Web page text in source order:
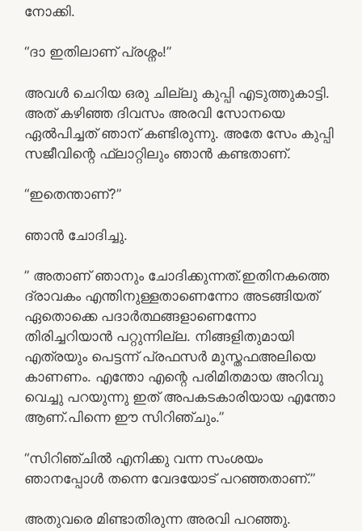
നോക്കി.
“ദാ ഇതിലാണ് പ്രശ്നം!”
അവൾ ചെറിയ ഒരു ചില്ലു കുപ്പി എടുത്തുകാട്ടി.
അത് കഴിഞ്ഞ ദിവസം അരവി സോനയെ
ഏൽപിച്ചത് ഞാന് കണ്ടിരുന്നു. അതേ സേം കുപ്പി
സജീവിന്റെ ഫ്ലാറ്റിലും ഞാൻ കണ്ടതാണ്.
“ഇതെന്താണ്?”
ഞാൻ ചോദിച്ചു.
” അതാണ് ഞാനും ചോദിക്കുന്നത്.ഇതിനകത്തെ
ദ്രാവകം എന്തിനുള്ളതാണെന്നോ അടങ്ങിയത്
ഏതൊക്കെ പദാർത്ഥങ്ങളാണെന്നോ
തിരിച്ചറിയാൻ പറ്റുന്നില്ല. നിങ്ങളിതുമായി
എത്രയും പെട്ടന്ന് പ്രഫസർ മുസ്തഫഅലിയെ
കാണണം. എന്തോ എന്റെ പരിമിതമായ അറിവു
വെച്ചു പറയുന്നു ഇത് അപകടകാരിയായ എന്തോ
ആണ്.പിന്നെ ഈ സിറിഞ്ചും.”
“സിറിഞ്ചിൽ എനിക്കു വന്ന സംശയം
ഞാനപ്പോൾ തന്നെ വേദയോട് പറഞ്ഞതാണ്.”
അതുവരെ മിണ്ടാതിരുന്ന അരവി പറഞ്ഞു.